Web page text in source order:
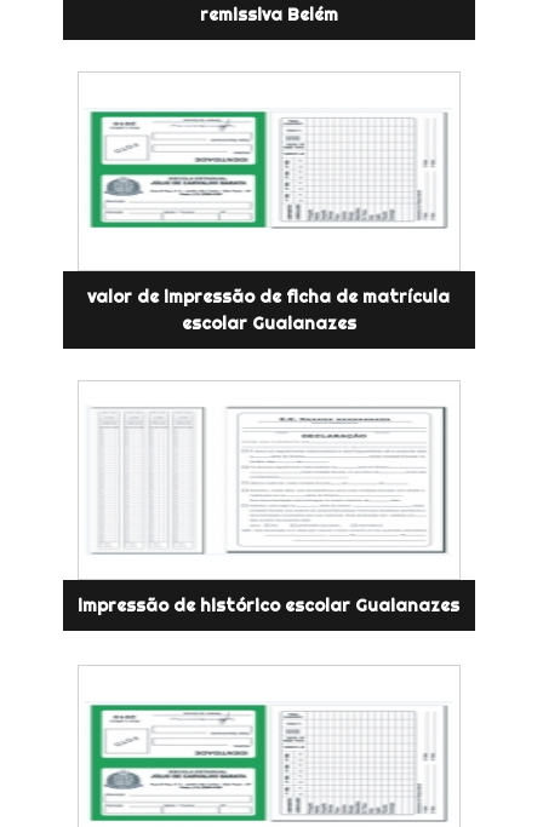
remissiva Belém
valor de impressão de ficha de matrícula
escolar Guaianazes
impressão de histórico escolar Guaianazes